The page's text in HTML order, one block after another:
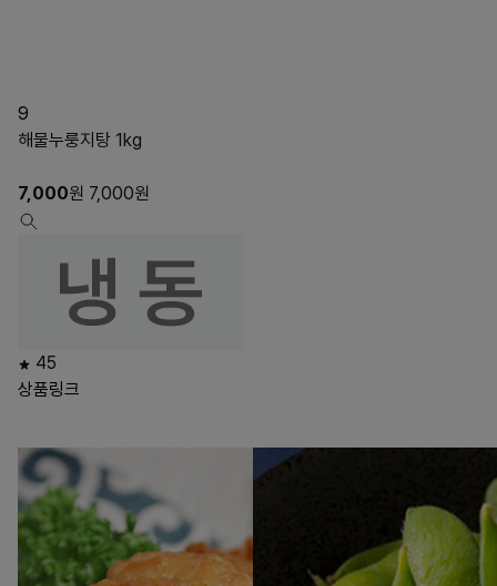
9
해물누룽지탕 1kg
7,000원 7,000원
45
상품링크